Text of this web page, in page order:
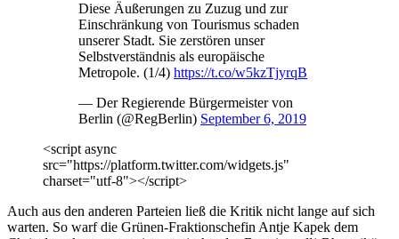
Diese Äußerungen zu Zuzug und zur
Einschränkung von Tourismus schaden
unserer Stadt. Sie zerstören unser
Selbstverständnis als europäische
Metropole. (1/4) https://t.co/w5kzTjyrqB
— Der Regierende Bürgermeister von
Berlin (@RegBerlin) September 6, 2019
<script async
src="https://platform.twitter.com/widgets.js"
charset="utf-8"></script>
Auch aus den anderen Parteien ließ die Kritik nicht lange auf sich
warten. So warf die Grünen-Fraktionschefin Antje Kapek dem